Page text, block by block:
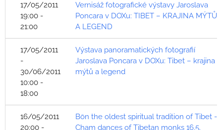
17/05/2011
19:00 -
21:00
Vernisáž fotografické výstavy Jaroslava
Poncara v DOXu: TIBET – KRAJINA MÝTŮ
A LEGEND
17/05/2011
-
30/06/2011
10:00 -
18:00
Výstava panoramatických fotografií
Jaroslava Poncara v DOXu: Tibet – krajina
mýtů a legend
16/05/2011
20:00 -
Bön the oldest spiritual tradition of Tibet -
Cham dances of Tibetan monks 16.5.